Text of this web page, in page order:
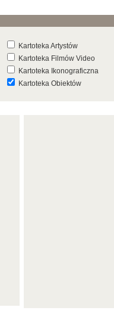
Kartoteka Artystów
Kartoteka Filmów Video
Kartoteka Ikonograficzna
Kartoteka Obiektów